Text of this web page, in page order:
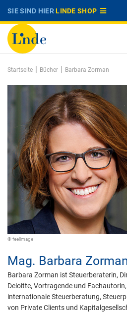
SIE SIND HIERLINDE SHOP
Startseite | Bücher | Barbara Zorman
© feelimage
Mag. Barbara
Barbara Zorman ist Steuerberaterin,
Deloitte, Vortragende und
internationale Steuerberatung,
von Private Clients und